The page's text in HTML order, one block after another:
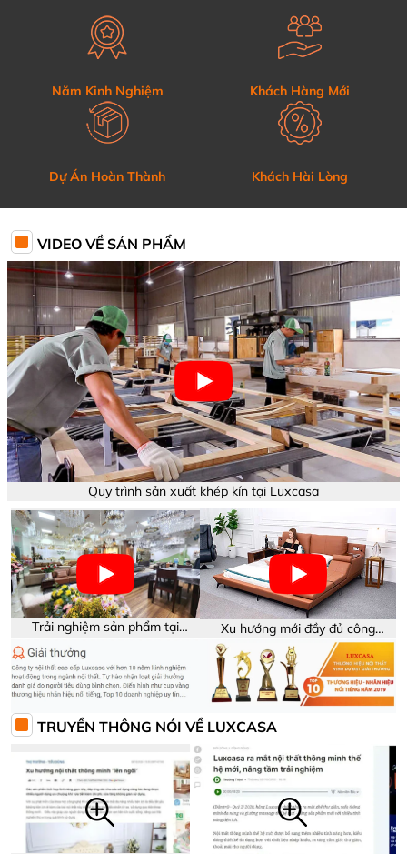
Năm Kinh Nghiệm Khách Hàng Mới
Dự Án Hoàn Thành Khách Hài Lòng
VIDEO VỀ SẢN PHẨM
Quy trình sản xuất khép kín tại Luxcasa
Trải nghiệm sản phẩm tại
showroom Luxcasa
Xu hướng mới đầy đủ công
năng trên sản phẩm
TRUYỀN THÔNG NÓI VỀ LUXCASA